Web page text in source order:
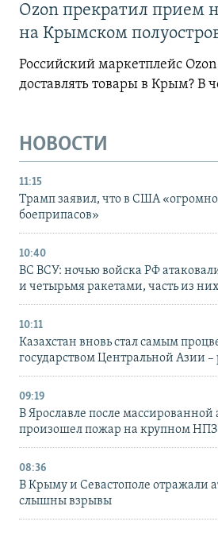
Ozon прекратил прием
на Крымском
Российский маркетплейс
доставлять товары в Крым? В
НОВОСТИ
11:15
Трамп заявил, что в США
боеприпасов»
10:40
ВС ВСУ: ночью войска РФ
и четырьмя ракетами, часть из
10:11
Казахстан вновь стал самым
государством Центральной Азии –
09:19
В Ярославле после массированной
произошел пожар на крупном НПЗ
08:36
В Крыму и Севастополе отражали
слышны взрывы